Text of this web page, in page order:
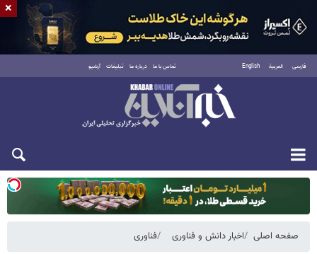
فارسی العربية English تماس با ما درباره ما تبلیغات آرشیو
یکشنبه ۱۸ مرداد ۱۴۰۵
صفحه اصلی اخبار دانش و فناوری فناوری
×